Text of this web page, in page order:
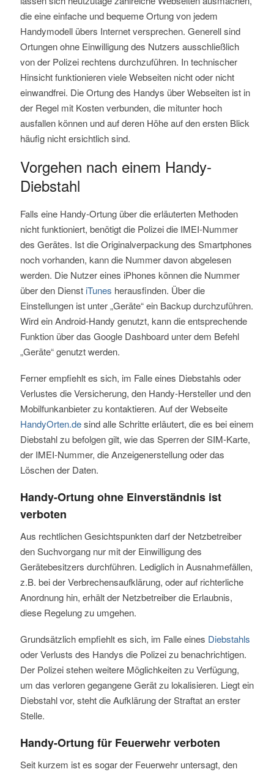
die eine einfache und bequeme Ortung von jedem
Handymodell übers Internet versprechen. Generell sind
Ortungen ohne Einwilligung des Nutzers ausschließlich
von der Polizei rechtens durchzuführen. In technischer
Hinsicht funktionieren viele Webseiten nicht oder nicht
einwandfrei. Die Ortung des Handys über Webseiten ist in
der Regel mit Kosten verbunden, die mitunter hoch
ausfallen können und auf deren Höhe auf den ersten Blick
häufig nicht ersichtlich sind.
Vorgehen nach einem Handy-
Diebstahl
Falls eine Handy-Ortung über die erläuterten Methoden
nicht funktioniert, benötigt die Polizei die IMEI-Nummer
des Gerätes. Ist die Originalverpackung des Smartphones
noch vorhanden, kann die Nummer davon abgelesen
werden. Die Nutzer eines iPhones können die Nummer
über den Dienst iTunes herausfinden. Über die
Einstellungen ist unter „Geräte“ ein Backup durchzuführen.
Wird ein Android-Handy genutzt, kann die entsprechende
Funktion über das Google Dashboard unter dem Befehl
„Geräte“ genutzt werden.
Ferner empfiehlt es sich, im Falle eines Diebstahls oder
Verlustes die Versicherung, den Handy-Hersteller und den
Mobilfunkanbieter zu kontaktieren. Auf der Webseite
HandyOrten.desind alle Schritte erläutert, die es bei einem
Diebstahl zu befolgen gilt, wie das Sperren der SIM-Karte,
der IMEI-Nummer, die Anzeigenerstellung oder das
Löschen der Daten.
Handy-Ortung ohne Einverständnis ist
verboten
Aus rechtlichen Gesichtspunkten darf der Netzbetreiber
den Suchvorgang nur mit der Einwilligung des
Gerätebesitzers durchführen. Lediglich in Ausnahmefällen,
z.B. bei der Verbrechensaufklärung, oder auf richterliche
Anordnung hin, erhält der Netzbetreiber die Erlaubnis,
diese Regelung zu umgehen.
Grundsätzlich empfiehlt es sich, im Falle eines Diebstahls
oder Verlusts des Handys die Polizei zu benachrichtigen.
Der Polizei stehen weitere Möglichkeiten zu Verfügung,
um das verloren gegangene Gerät zu lokalisieren. Liegt ein
Diebstahl vor, steht die Aufklärung der Straftat an erster
Stelle.
Handy-Ortung für Feuerwehr verboten
Seit kurzem ist es sogar der Feuerwehr untersagt, den